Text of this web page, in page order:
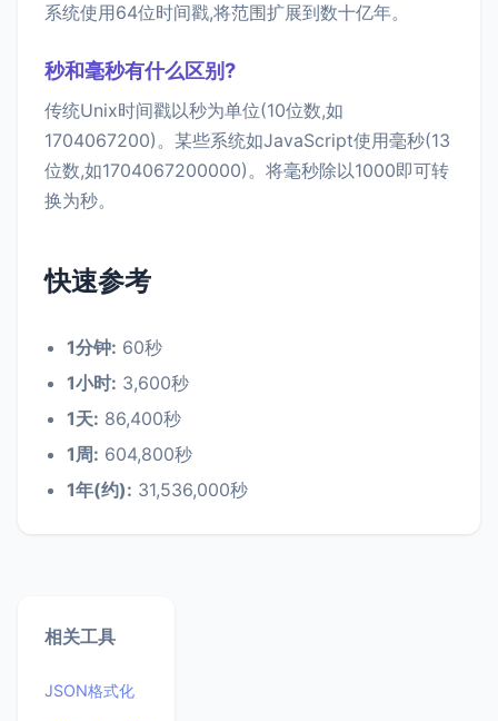
系统使用64位时间戳,将范围扩展到数十亿年。
秒和毫秒有什么区别?
传统Unix时间戳以秒为单位(10位数,如
1704067200)。某些系统如JavaScript使用毫秒(13
位数,如1704067200000)。将毫秒除以1000即可转
换为秒。
快速参考
1分钟: 60秒
1小时: 3,600秒
1天: 86,400秒
1周: 604,800秒
1年(约): 31,536,000秒
相关工具
JSON格式化